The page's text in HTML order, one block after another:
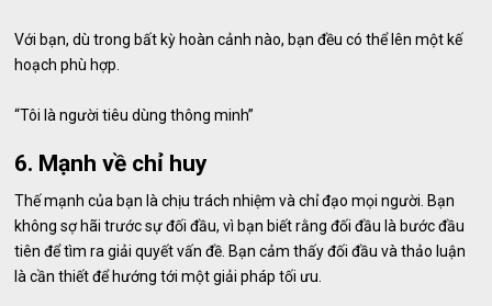
Với bạn, dù trong bất kỳ hoàn cảnh nào, bạn đều có thể lên một kế
hoạch phù hợp.
“Tôi là người tiêu dùng thông minh”
6. Mạnh về chỉ huy
Thế mạnh của bạn là chịu trách nhiệm và chỉ đạo mọi người. Bạn
không sợ hãi trước sự đối đầu, vì bạn biết rằng đối đầu là bước đầu
tiên để tìm ra giải quyết vấn đề. Bạn cảm thấy đối đầu và thảo luận
là cần thiết để hướng tới một giải pháp tối ưu.